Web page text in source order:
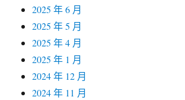
2025 年 6 月
2025 年 5 月
2025 年 4 月
2025 年 1 月
2024 年 12 月
2024 年 11 月